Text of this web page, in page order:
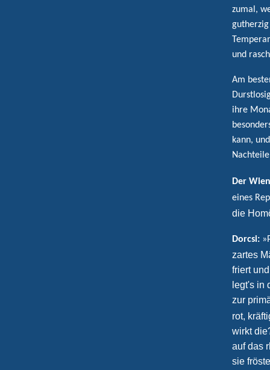
zumal,
und
Am
ihre
kann,
Der
eines
die
Dorcsi:
zartes
friert
legt's in
zur
rot,
wirkt
auf das
sie